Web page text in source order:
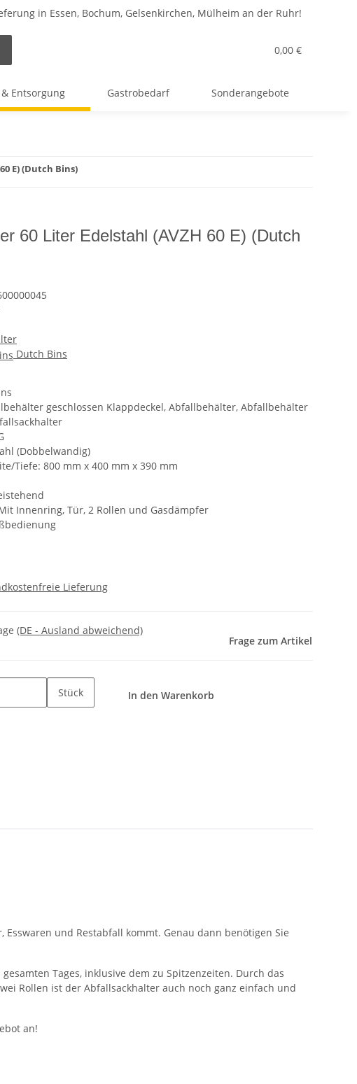
in Essen, Bochum, Gelsenkirchen, Mülheim an der Ruhr!
0,00 €
Entsorgung Gastrobedarf Sonderangebote
E) (Dutch Bins)
60 Liter Edelstahl (AVZH 60 E) (Dutch
Dutch Bins
geschlossen Klappdeckel, Abfallbehälter, Abfallbehälter
(Dobbelwandig)
Tiefe: 800 mm x 400 mm x 390 mm
Innenring, Tür, 2 Rollen und Gasdämpfer
Lieferung
(DE - Ausland abweichend)
Frage zum Artikel
Stück In den Warenkorb
und Restabfall kommt. Genau dann benötigen Sie
Tages, inklusive dem zu Spitzenzeiten. Durch das
Rollen ist der Abfallsackhalter auch noch ganz einfach und
an!